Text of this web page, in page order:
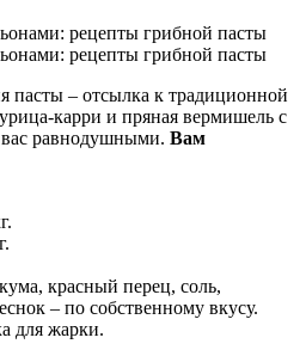
пасты – отсылка к традиционной
карри и пряная вермишель с
равнодушными. Вам
красный перец, соль,
– по собственному вкусу.
для жарки.